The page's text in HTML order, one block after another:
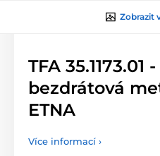
Zobrazit
TFA
bezdrátová
ETNA
Více informací ›